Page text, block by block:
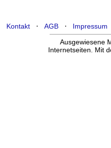
Kontakt· AGB· Impressum
Ausgewiesene
Internetseiten. Mit